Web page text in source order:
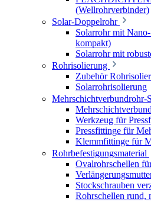
(Wellrohrverbinder)
Solar-Doppelrohr
Solarrohr mit
kompakt)
Solarrohr mit
Rohrisolierung
Zubehör
Solarrohrisolierung
Mehrschichtverbundrohr-
Werkzeug für
Pressfittinge für
Klemmfittinge für
Rohrbefestigungsmaterial
Ovalrohrschellen
Stockschrauben
Rohrschellen rund,